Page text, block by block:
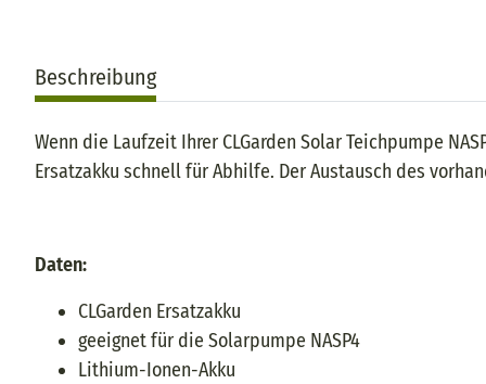
Beschreibung
Wenn die Laufzeit Ihrer CLGarden Solar Teichpumpe
Ersatzakku schnell für Abhilfe. Der Austausch des
Daten:
CLGarden Ersatzakku
geeignet für die Solarpumpe NASP4
Lithium-Ionen-Akku